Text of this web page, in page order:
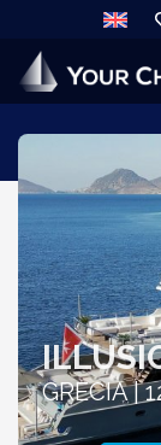
GRECIA |